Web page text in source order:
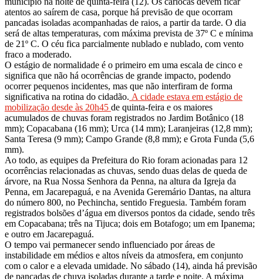
atentos ao saírem de casa, porque há previsão de que ocorram
pancadas isoladas acompanhadas de raios, a partir da tarde. O dia
será de altas temperaturas, com máxima prevista de 37º C e mínima
de 21º C. O céu fica parcialmente nublado e nublado, com vento
fraco a moderado.
O estágio de normalidade é o primeiro em uma escala de cinco e
significa que não há ocorrências de grande impacto, podendo
ocorrer pequenos incidentes, mas que não interfiram de forma
significativa na rotina do cidadão. A cidade estava em estágio de
mobilização desde às 20h45 de quinta-feira e os maiores
acumulados de chuvas foram registrados no Jardim Botânico (18
mm); Copacabana (16 mm); Urca (14 mm); Laranjeiras (12,8 mm);
Santa Teresa (9 mm); Campo Grande (8,8 mm); e Grota Funda (5,6
mm).
Ao todo, as equipes da Prefeitura do Rio foram acionadas para 12
ocorrências relacionadas as chuvas, sendo duas delas de queda de
árvore, na Rua Nossa Senhora da Penna, na altura da Igreja da
Penna, em Jacarepaguá, e na Avenida Geremário Dantas, na altura
do número 800, no Pechincha, sentido Freguesia. Também foram
registrados bolsões d’água em diversos pontos da cidade, sendo três
em Copacabana; três na Tijuca; dois em Botafogo; um em Ipanema;
e outro em Jacarepaguá.
O tempo vai permanecer sendo influenciado por áreas de
instabilidade em médios e altos níveis da atmosfera, em conjunto
com o calor e a elevada umidade. No sábado (14), ainda há previsão
de pancadas de chuva isoladas durante a tarde e noite. A máxima